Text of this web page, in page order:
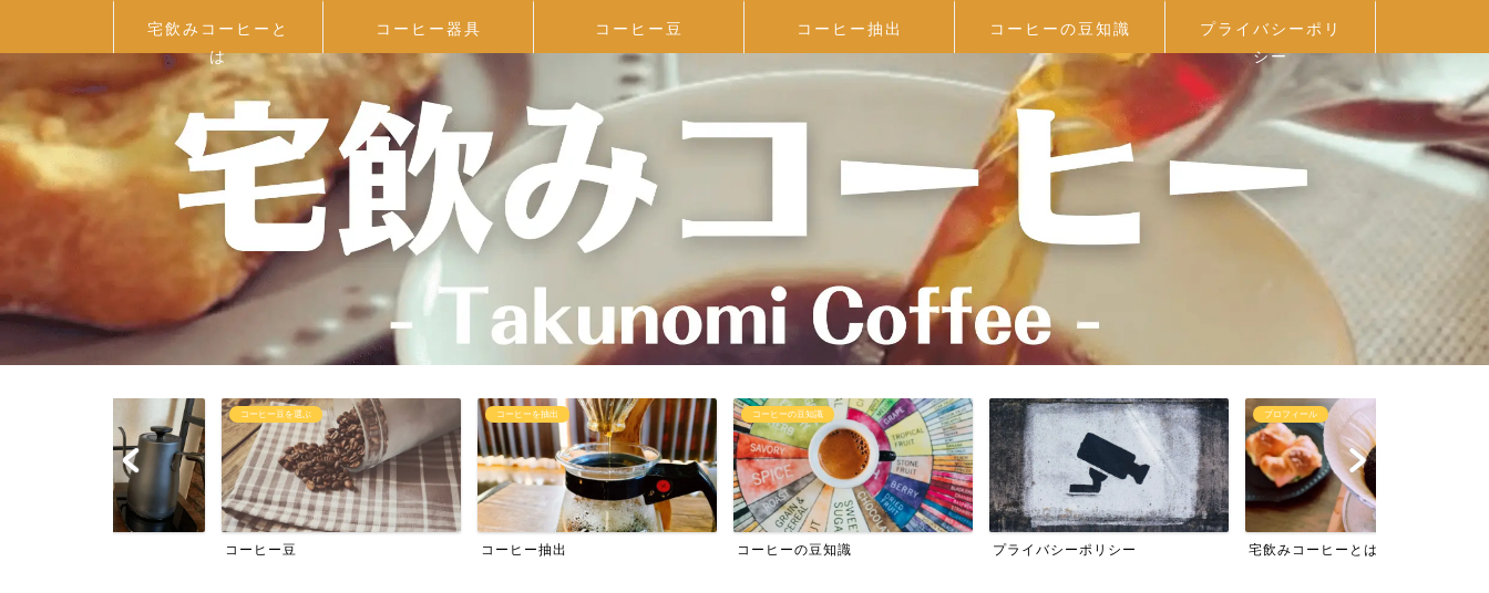
宅飲みコーヒーと
は
コーヒー器具 コーヒー豆 コーヒー抽出 コーヒーの豆知識
プライバシーポリ
シー
コーヒー豆を選ぶ コーヒーの豆知識
コーヒーの豆知識 プライバシーポリシー
プロフィール
宅飲みコーヒーとは